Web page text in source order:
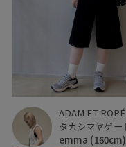
ADAM ET ROPÉ
emma (160cm)